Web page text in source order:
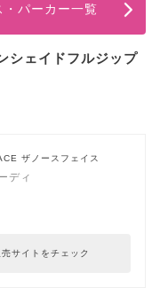
パーカー一覧
シェイドフルジップ
ザノースフェイス
ディ
売サイトをチェック